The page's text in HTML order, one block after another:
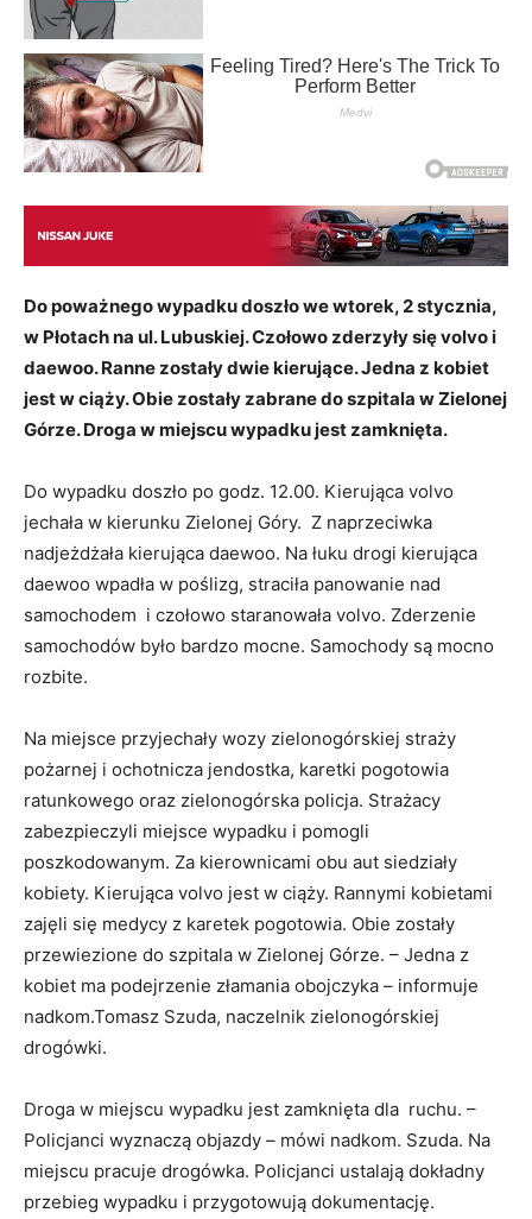
Do poważnego wypadku doszło we wtorek, 2 stycznia,
w Płotach na ul. Lubuskiej. Czołowo zderzyły się volvo i
daewoo. Ranne zostały dwie kierujące. Jedna z kobiet
jest w ciąży. Obie zostały zabrane do szpitala w Zielonej
Górze. Droga w miejscu wypadku jest zamknięta.
Do wypadku doszło po godz. 12.00. Kierująca volvo
jechała w kierunku Zielonej Góry. Z naprzeciwka
nadjeżdżała kierująca daewoo. Na łuku drogi kierująca
daewoo wpadła w poślizg, straciła panowanie nad
samochodem i czołowo staranowała volvo. Zderzenie
samochodów było bardzo mocne. Samochody są mocno
rozbite.
Na miejsce przyjechały wozy zielonogórskiej straży
pożarnej i ochotnicza jendostka, karetki pogotowia
ratunkowego oraz zielonogórska policja. Strażacy
zabezpieczyli miejsce wypadku i pomogli
poszkodowanym. Za kierownicami obu aut siedziały
kobiety. Kierująca volvo jest w ciąży. Rannymi kobietami
zajęli się medycy z karetek pogotowia. Obie zostały
przewiezione do szpitala w Zielonej Górze. – Jedna z
kobiet ma podejrzenie złamania obojczyka – informuje
nadkom.Tomasz Szuda, naczelnik zielonogórskiej
drogówki.
Droga w miejscu wypadku jest zamknięta dla ruchu. –
Policjanci wyznaczą objazdy – mówi nadkom. Szuda. Na
miejscu pracuje drogówka. Policjanci ustalają dokładny
przebieg wypadku i przygotowują dokumentację.